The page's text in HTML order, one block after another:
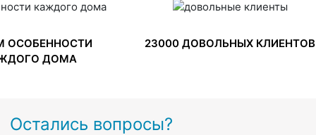
ОСОБЕННОСТИ
ДОМА
23000 ДОВОЛЬНЫХ КЛИЕНТОВ
Остались вопросы?